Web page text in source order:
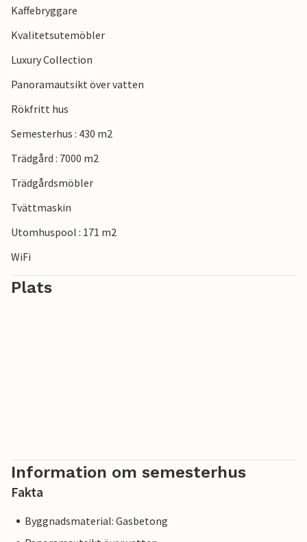
Kaffebryggare
Kvalitetsutemöbler
Luxury Collection
Panoramautsikt över vatten
Rökfritt hus
Semesterhus : 430 m2
Trädgård : 7000 m2
Trädgårdsmöbler
Tvättmaskin
Utomhuspool : 171 m2
WiFi
Plats
Information om semesterhus
Fakta
Byggnadsmaterial: Gasbetong